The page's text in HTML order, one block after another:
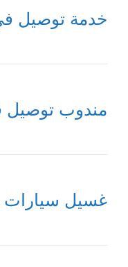
خدمة توصيل
مندوب توصيل
غسيل سيارات